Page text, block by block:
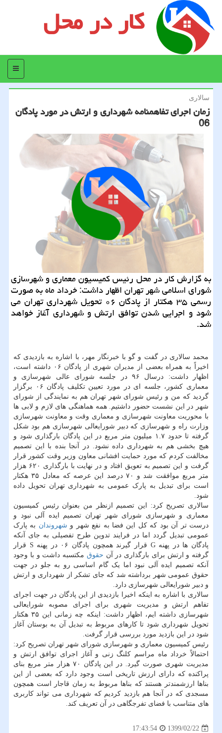
کار در محل
منو
سالاری
زمان اجرای تفاهمنامه شهرداری و ارتش در مورد پادگان
06
به گزارش كار در محل رئیس كمیسیون معماری و شهرسازی
شورای اسلامی شهر تهران اظهار داشت: خرداد ماه به صورت
رسمی ۳۵ هكتار از پادگان ۰۶ تحویل شهرداری تهران می
شود و اجرایی شدن توافق ارتش و شهرداری آغاز خواهد
شد.
محمد سالاری در گفت و گو با خبرنگار مهر، با اشاره به بازدیدی که
اخیراً به همراه بعضی از مدیران شهری از پادگان ۰۶ داشته است،
اظهار داشت: درسال ۹۶ در جلسه شورای عالی شهرسازی و
معماری کشور، جلسه ای در مورد تعیین تکلیف پادگان ۰۶ برگزار
گردید که من و رئیس شورای شهر تهران هم به نمایندگی از شورای
شهر در این نشست حضور داشتیم. همه هماهنگی های لازم و لابی ها
با محوریت معاونت شهرسازی و معماری وقت و معاونت شهرسازی
وزارت راه و شهرسازی که دبیر شورایعالی شهرسازی هم بود شکل
گرفته تا حدود ۱.۷ میلیون متر مربع در این پادگان بارگذاری شود و
هیچ بخشی هم به شهرداری داده نشود. در آنجا بنده با این تصمیم
مخالفت کردم که مورد حمایت افشانی معاون وزیر وقت کشور قرار
گرفت و این تصمیم به تعویق افتاد و در نهایت با بارگذاری ۶۲۰ هزار
متر مربع موافقت شد و ۷۰ درصد این عرصه که معادل ۳۵ هکتار
است برای تبدیل به پارک عمومی به شهرداری تهران تحویل داده
شود.
سالاری تصریح کرد: این تصمیم ازنظر من بعنوان رئیس کمیسیون
معماری و شهرسازی شورای شهر تهران تصمیم ایده آلی نبود و
درست تر آن بود که کل این فضا به نفع شهر و شهروندان به پارک
عمومی تبدیل گردد اما در فرایند تدوین طرح تفصیلی به جای آنکه
پادگان ها در پهنه G قرار گیرند همچون پادگان ۰۶ در پهنه S قرار
گرفته و ارتش برای بارگذاری در آن حقوق مکتسبه داشت و با وجود
آنکه تصمیم ایده آلی نبود اما یک گام اساسی رو به جلو در جهت
حقوق عمومی شهر برداشته شد که جای تشکر از شهرداری و ارتش
و دبیر شورایعالی شهرسازی دارد.
سالاری با اشاره به اینکه اخیرا بازدیدی از این پادگان در جهت اجرای
تفاهم ارتش و مدیریت شهری برای اجرای مصوبه شورایعالی
شهرسازی داشته ایم، اظهار داشت: اینکه چه زمانی این ۳۵ هکتار
تحویل شهرداری شود تا کارهای مربوط به تبدیل آن به بوستان آغاز
شود در این بازدید مورد بررسی قرار گرفت.
رئیس کمیسیون معماری و شهرسازی شورای شهر تهران تصریح کرد:
احتمالاً خرداد ماه مراسم کلنگ زنی و آغاز اجرای توافق ارتش و
مدیریت شهری صورت گیرد. در این پادگان ۷۰ هزار متر مربع بنای
پراکنده که دارای ارزش تاریخی است وجود دارد که بعضی از این
بناها ارزشمندتر هستند که بناها مربوط به زمان قاجار است همچون
مسجدی که در آنجا هم بازدید کردیم که شهرداری می تواند کاربری
های متناسب با فضای تفرجگاهی در آن تعریف کند.
1399/02/22
17:43:54